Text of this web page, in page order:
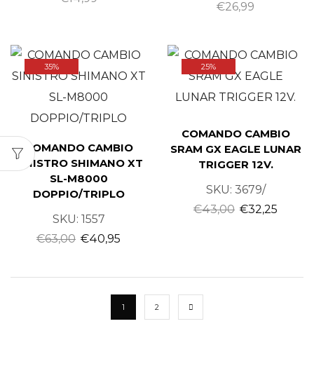
€26,99
35%
COMANDO CAMBIO
SINISTRO SHIMANO XT
SL-M8000
DOPPIO/TRIPLO
SKU: 1557
€63,00 €40,95
25%
COMANDO CAMBIO
SRAM GX EAGLE LUNAR
TRIGGER 12V.
SKU: 3679/
€43,00 €32,25
1 2